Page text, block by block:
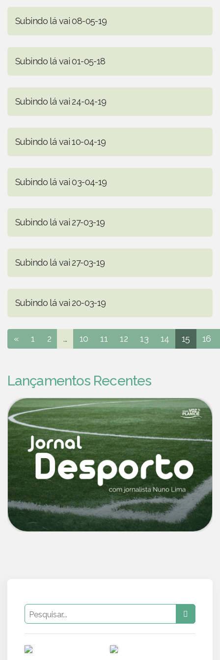
Subindo lá vai 08-05-19
Subindo lá vai 01-05-18
Subindo lá vai 24-04-19
Subindo lá vai 10-04-19
Subindo lá vai 03-04-19
Subindo lá vai 27-03-19
Subindo lá vai 27-03-19
Subindo lá vai 20-03-19
« 1 2 ... 10 11 12 13 14 15 16
Lançamentos Recentes